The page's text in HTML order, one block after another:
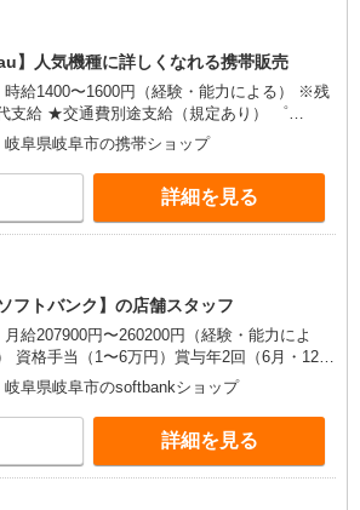
au】人気機種に詳しくなれる携帯販売
時給1400〜1600円（経験・能力による） ※残
支給 ★交通費別途支給（規定あり） ゜
・。○。・゜+゜・。○。・゜+゜ 入社祝い金10
定有) お友達を紹介頂くと, インセンテ
規定有) ★月2回払い・週払い可能（規程
★ ゜・。○。・゜+゜・。○。・゜+゜
岐阜県岐阜市の携帯ショップ
詳細を見る
ソフトバンク】の店舗スタッフ
月給207900円〜260200円（経験・能力によ
資格手当（1〜6万円）賞与年2回（6月・12
実績最高5.4カ月分） 未経験から入社半年で
400万円以上への昇給実績あり ※残業代支給
費別途支給（規定あり） ゜+゜・。○。・゜
・。○。・゜+゜ 入社祝い金10万円支給(規定
(規定
岐阜県岐阜市のsoftbankショップ
詳細を見る